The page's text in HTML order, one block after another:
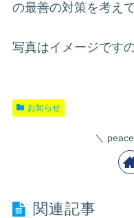
の最善の対策を考え
写真はイメージです
お知らせ
関連記事